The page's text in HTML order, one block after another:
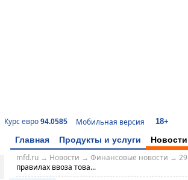
Курс евро 94.0585 Мобильная версия 18+
Главная Продукты и услуги Новости
mfd.ru→ Новости → Финансовые новости →
правилах ввоза това...